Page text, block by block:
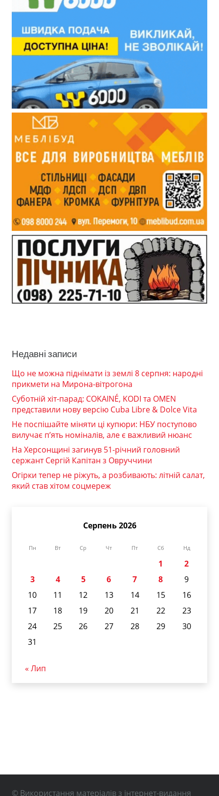
Недавні записи
Що не можна піднімати із землі 8 серпня: народні
прикмети на Мирона-вітрогона
Суботній хіт-парад: COKAINÉ, KODI та OMEN
представили нову версію Cuba Libre & Dolce Vita
Не поспішайте міняти ці купюри: НБУ поступово
вилучає п’ять номіналів, але є важливий нюанс
На Херсонщині загинув 51-річний головний
сержант Сергій Капітан з Овруччини
Огірки тепер не ріжуть, а розбивають: літній салат,
який став хітом соцмереж
Серпень 2026
Пн Вт Ср Чт Пт Сб Нд
1
2
3
4 5 6 7 8
9
10
11 12 13 14 15
16
17
18 19 20 21 22
23
24
25 26 27 28 29
30
31
« Лип
© Використання матеріалів з інтернет-видання